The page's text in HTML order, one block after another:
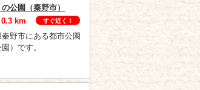
公園（秦野市）
0.3 km
すぐ近く！
野市にある都市公園
園）です。